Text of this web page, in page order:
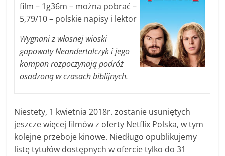
film – 1g36m – można pobrać –
5,79/10 – polskie napisy i lektor
Wygnani z własnej wioski
gapowaty Neandertalczyk i jego
kompan rozpoczynają podróż
osadzoną w czasach biblijnych.
Niestety, 1 kwietnia 2018r. zostanie usuniętych
jeszcze więcej filmów z oferty Netflix Polska, w tym
kolejne przeboje kinowe. Niedługo opublikujemy
listę tytułów dostępnych w ofercie tylko do 31